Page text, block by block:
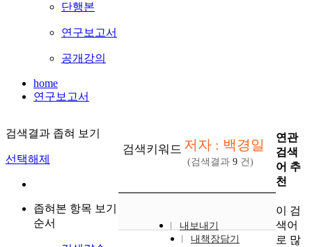
단행본
연구보고서
공개강의
home
연구보고서
검색결과 좁혀 보기
선택해제
좁혀본 항목 보기
순서
검색키워드 저자 : 백경일
(검색결과 9 건)
내보내기
내책장담기
연관
검색
어 추
천
이 검
색어
로 많